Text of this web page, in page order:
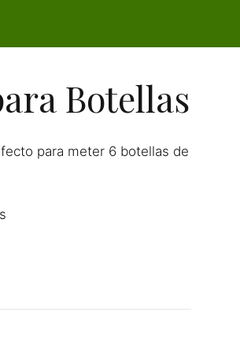
Botellas
para meter 6 botellas de